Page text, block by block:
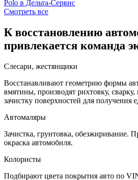
Смотреть все
К восстановлению
привлекается команда
Слесари, жестянщики
Восстанавливают геометрию формы
вмятины, производят рихтовку,
зачистку поверхностей для получения
Автомаляры
Зачистка, грунтовка, обезжиривание.
окраска автомобиля.
Колористы
Подбирают цвета покрытия авто по